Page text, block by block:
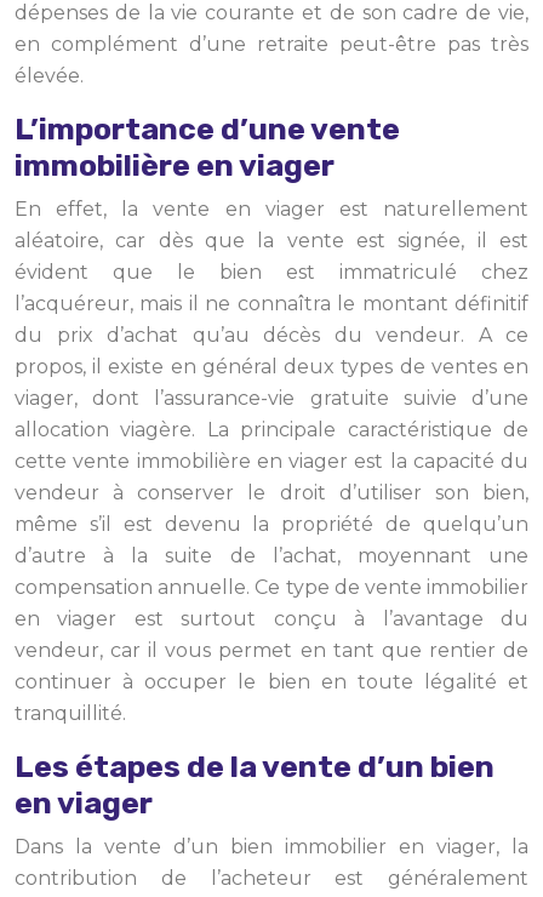
dépenses de la vie courante et de son cadre de vie,
en complément d’une retraite peut-être pas très
élevée.
L’importance d’une vente
immobilière en viager
En effet, la vente en viager est naturellement
aléatoire, car dès que la vente est signée, il est
évident que le bien est immatriculé chez
l’acquéreur, mais il ne connaîtra le montant définitif
du prix d’achat qu’au décès du vendeur. A ce
propos, il existe en général deux types de ventes en
viager, dont l’assurance-vie gratuite suivie d’une
allocation viagère. La principale caractéristique de
cette vente immobilière en viager est la capacité du
vendeur à conserver le droit d’utiliser son bien,
même s’il est devenu la propriété de quelqu’un
d’autre à la suite de l’achat, moyennant une
compensation annuelle. Ce type de vente immobilier
en viager est surtout conçu à l’avantage du
vendeur, car il vous permet en tant que rentier de
continuer à occuper le bien en toute légalité et
tranquillité.
Les étapes de la vente d’un bien
en viager
Dans la vente d’un bien immobilier en viager, la
contribution de l’acheteur est généralement